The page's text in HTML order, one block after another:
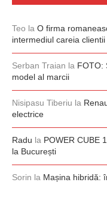
Teo la O firma
intermediul careia
Serban Traian la FOTO:
model al marcii
Nisipasu Tiberiu la
electrice
Radu la POWER CUBE
la București
Sorin la Mașina hibridă: